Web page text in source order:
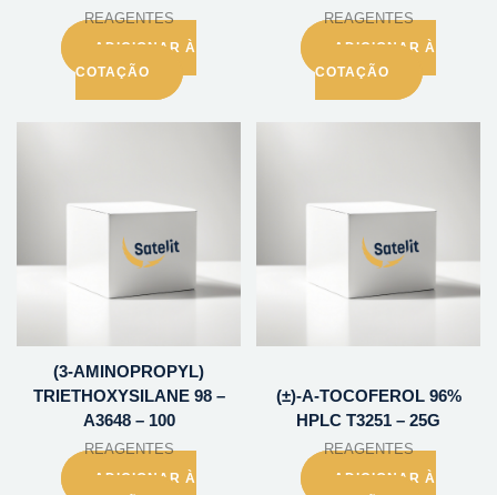
REAGENTES
ADICIONAR À
COTAÇÃO
REAGENTES
ADICIONAR À
COTAÇÃO
(3-AMINOPROPYL)
TRIETHOXYSILANE 98 –
A3648 – 100
REAGENTES
ADICIONAR À
(±)-A-TOCOFEROL 96%
HPLC T3251 – 25G
REAGENTES
ADICIONAR À